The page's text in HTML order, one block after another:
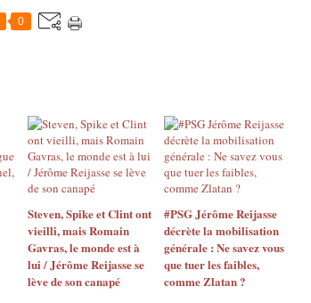
0
Steven, Spike et Clint ont
vieilli, mais Romain
Gavras, le monde est à
lui / Jérôme Reijasse se
lève de son canapé
#PSG Jérôme Reijasse
décrète la mobilisation
générale : Ne savez vous
que tuer les faibles,
comme Zlatan ?